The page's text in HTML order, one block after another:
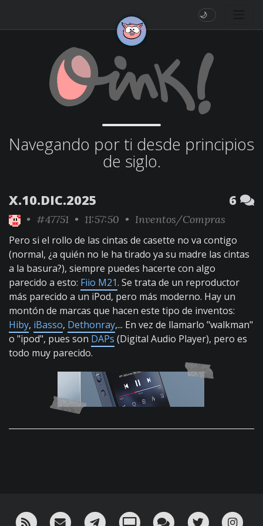
🌙
Navegando por ti desde principios
de siglo.
X.10.DIC.2025 6
• #47751 • 11:57:50 • Inventos/Compras
Pero si el rollo de las cintas de casette no va contigo
(normal, ¿a quién no le ha tirado ya su madre las cintas
a la basura?), siempre puedes hacerte con algo
parecido a esto: Fiio M21. Se trata de un reproductor
más parecido a un iPod, pero más moderno. Hay un
montón de marcas que hacen este tipo de inventos:
Hiby, iBasso, Dethonray,... En vez de llamarlo "walkman"
o "ipod", pues son DAPs (Digital Audio Player), pero es
todo muy parecido.
RSS ¡Mándame un email!¡Nuestro canal en Telegram!
Oink! TV Charla con nosotros
Twitter